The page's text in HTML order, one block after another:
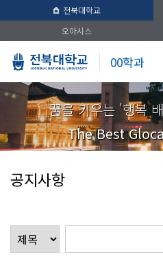
전북대학교
오아시스
00학과
꿈을 키우는 '행복
The Best
공지사항